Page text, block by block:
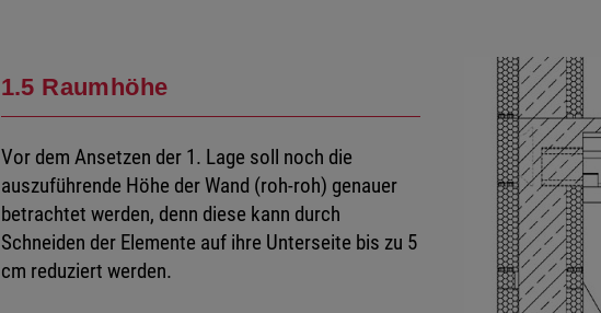
1.5 Raumhöhe
Vor dem Ansetzen der 1. Lage soll noch die
auszuführende Höhe der Wand (roh-roh) genauer
betrachtet werden, denn diese kann durch
Schneiden der Elemente auf ihre Unterseite bis zu 5
cm reduziert werden.